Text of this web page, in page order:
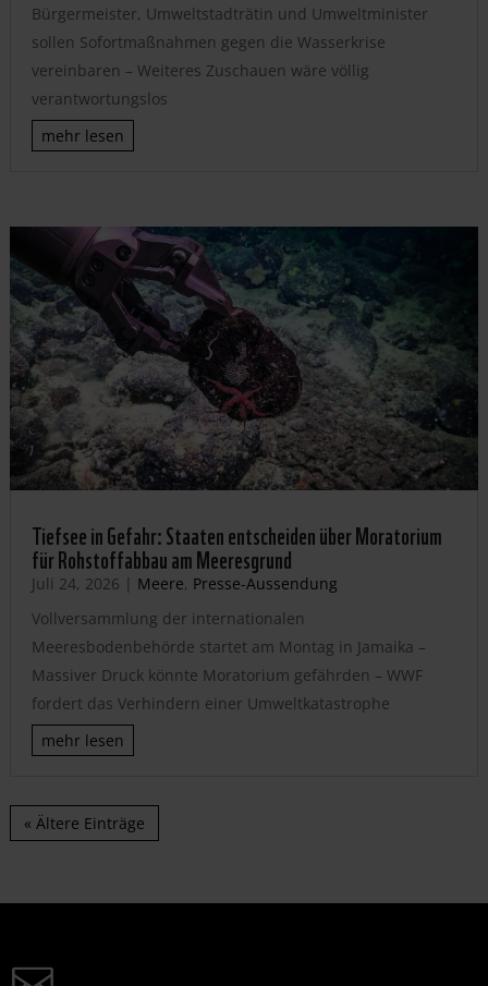
Bürgermeister, Umweltstadträtin und Umweltminister
sollen Sofortmaßnahmen gegen die Wasserkrise
vereinbaren – Weiteres Zuschauen wäre völlig
verantwortungslos
mehr lesen
Tiefsee in Gefahr: Staaten entscheiden über Moratorium
für Rohstoffabbau am Meeresgrund
Juli 24, 2026 | Meere, Presse-Aussendung
Vollversammlung der internationalen
Meeresbodenbehörde startet am Montag in Jamaika –
Massiver Druck könnte Moratorium gefährden – WWF
fordert das Verhindern einer Umweltkatastrophe
mehr lesen
« Ältere Einträge